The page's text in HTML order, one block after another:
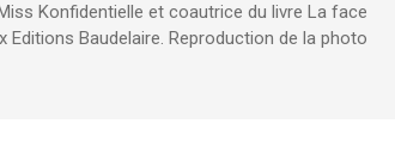
Konfidentielle et coautrice du livre La face
Baudelaire. Reproduction de la photo